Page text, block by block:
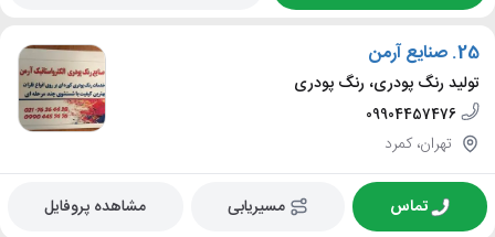
25. صنایع آرمن
تولید رنگ پودری، رنگ پودری
09904457476
تهران، کمرد
تماس مسیریابی مشاهده پروفایل